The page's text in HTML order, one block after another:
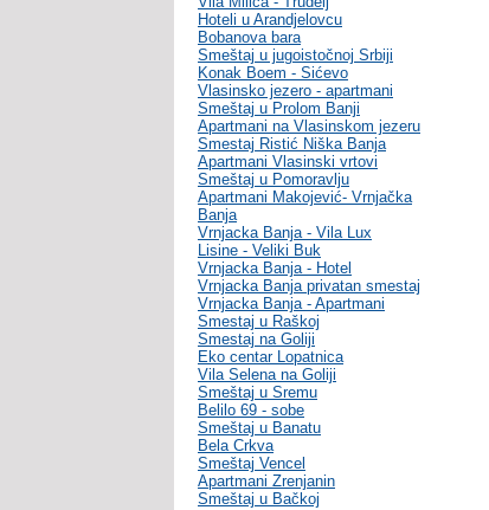
Hoteli u Arandjelovcu
Bobanova bara
Smeštaj u jugoistočnoj Srbiji
Konak Boem - Sićevo
Vlasinsko jezero - apartmani
Smeštaj u Prolom Banji
Apartmani na Vlasinskom jezeru
Smestaj Ristić Niška Banja
Apartmani Vlasinski vrtovi
Smeštaj u Pomoravlju
Apartmani Makojević- Vrnjačka
Banja
Vrnjacka Banja - Vila Lux
Lisine - Veliki Buk
Vrnjacka Banja - Hotel
Vrnjacka Banja privatan smestaj
Vrnjacka Banja - Apartmani
Smestaj u Raškoj
Smestaj na Goliji
Eko centar Lopatnica
Vila Selena na Goliji
Smeštaj u Sremu
Belilo 69 - sobe
Smeštaj u Banatu
Bela Crkva
Smeštaj Vencel
Apartmani Zrenjanin
Smeštaj u Bačkoj